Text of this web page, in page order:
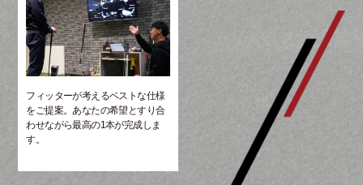
フィッターが考えるベストな仕様
をご提案。あなたの希望とすり合
わせながら最高の1本が完成しま
す。